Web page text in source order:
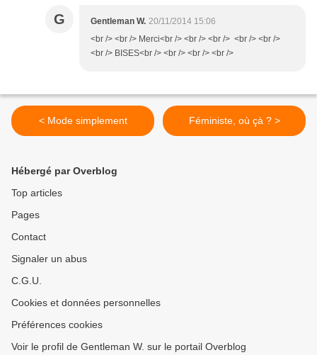
G Gentleman W. 20/11/2014 15:06
<br /> <br /> Merci<br /> <br /> <br /> <br /> <br />
<br /> BISES<br /> <br /> <br /> <br />
< Mode simplement Féministe, où çà ? >
Hébergé par Overblog
Top articles
Pages
Contact
Signaler un abus
C.G.U.
Cookies et données personnelles
Préférences cookies
Voir le profil de Gentleman W. sur le portail Overblog